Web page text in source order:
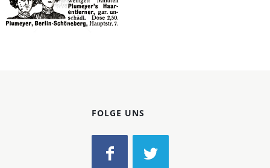
Konzerne
Bild-ID: 42253
FOLGE UNS